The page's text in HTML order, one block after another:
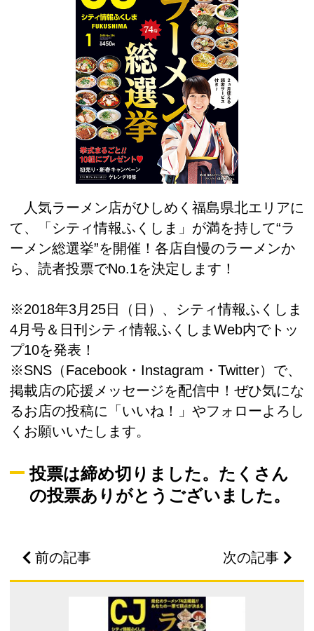
人気ラーメン店がひしめく福島県北エリアに
て、「シティ情報ふくしま」が満を持して“ラ
ーメン総選挙”を開催！各店自慢のラーメンか
ら、読者投票でNo.1を決定します！
※2018年3月25日（日）、シティ情報ふくしま
4月号＆日刊シティ情報ふくしまWeb内でトッ
プ10を発表！
※SNS（Facebook・Instagram・Twitter）で、
掲載店の応援メッセージを配信中！ぜひ気にな
るお店の投稿に「いいね！」やフォローよろし
くお願いいたします。
投票は締め切りました。たくさん
の投票ありがとうございました。
前の記事 次の記事